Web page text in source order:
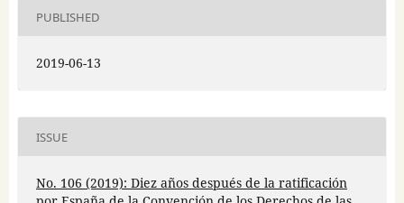
PUBLISHED
2019-06-13
ISSUE
No. 106 (2019): Diez años después de la ratificación